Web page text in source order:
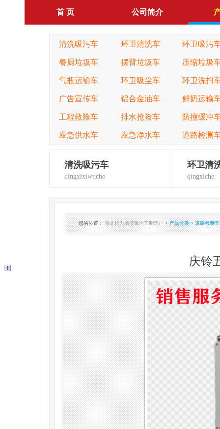
首 页 公司简介
清洗吸污车 环卫清洗车 环卫吸污
餐厨垃圾车 摆臂垃圾车 压缩垃圾
气瓶运输车 环卫吸尘车 环卫洗扫
广告宣传车 铝合金油车 鲜奶运输
工程救险车 排水抢险车 防撞缓冲
应急供水车 应急净水车 道路检测
清洗吸污车
qingxixiwuche
环卫清
qingxiche
您的位置：湖北程力清洗吸污车制造厂>产品分类>道路检测车
庆铃